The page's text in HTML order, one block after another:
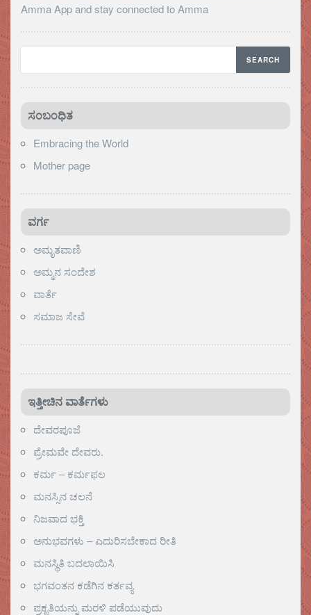
Amma App and stay connected to Amma
ಸಂಬಂಧಿತ
Embracing the World
Mother page
ವರ್ಗ
ಅಮೃತವಾಣಿ
ಅಮ್ಮನ ಸಂದೇಶ
ವಾರ್ತೆ
ಸಮಾಜ ಸೇವೆ
ಇತ್ತೀಚಿನ ವಾರ್ತೆಗಳು
ದೇವರಪೂಜೆ
ಪ್ರೇಮವೇ ದೇವರು.
ಕರ್ಮ – ಕರ್ಮಫಲ
ಮನಸ್ಸಿನ ಚಲನೆ
ನಿಜವಾದ ಭಕ್ತಿ
ಅನುಭವಗಳು – ಎದುರಿಸಬೇಕಾದ ರೀತಿ
ಮನಸ್ಥಿತಿ ಬದಲಾಯಿಸಿ
ಭಗವಂತನ ಕಡೆಗಿನ ಕರ್ತವ್ಯ
ಪ್ರಕೃತಿಯನ್ನು ಮರಳಿ ಪಡೆಯುವುದು